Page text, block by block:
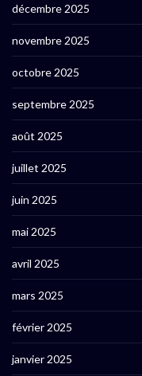
décembre 2025
novembre 2025
octobre 2025
septembre 2025
août 2025
juillet 2025
juin 2025
mai 2025
avril 2025
mars 2025
février 2025
janvier 2025